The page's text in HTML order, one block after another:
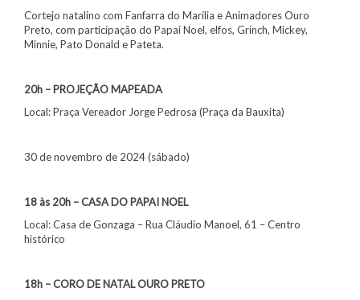
Cortejo natalino com Fanfarra do Marília e Animadores Ouro
Preto, com participação do Papai Noel, elfos, Grinch, Mickey,
Minnie, Pato Donald e Pateta.
20h – PROJEÇÃO MAPEADA
Local: Praça Vereador Jorge Pedrosa (Praça da Bauxita)
30 de novembro de 2024 (sábado)
18 às 20h – CASA DO PAPAI NOEL
Local: Casa de Gonzaga – Rua Cláudio Manoel, 61 – Centro
histórico
18h – CORO DE NATAL OURO PRETO